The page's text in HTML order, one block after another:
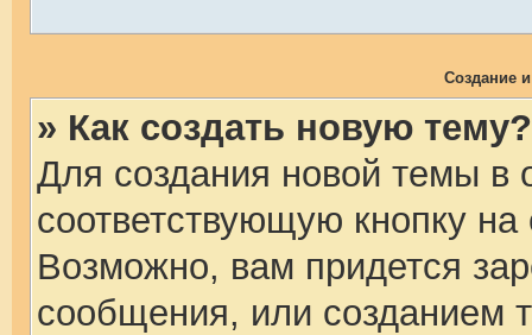
Создание
» Как создать новую тему?
Для создания новой темы
соответствующую кнопку
Возможно, вам придется
сообщения, или созданием